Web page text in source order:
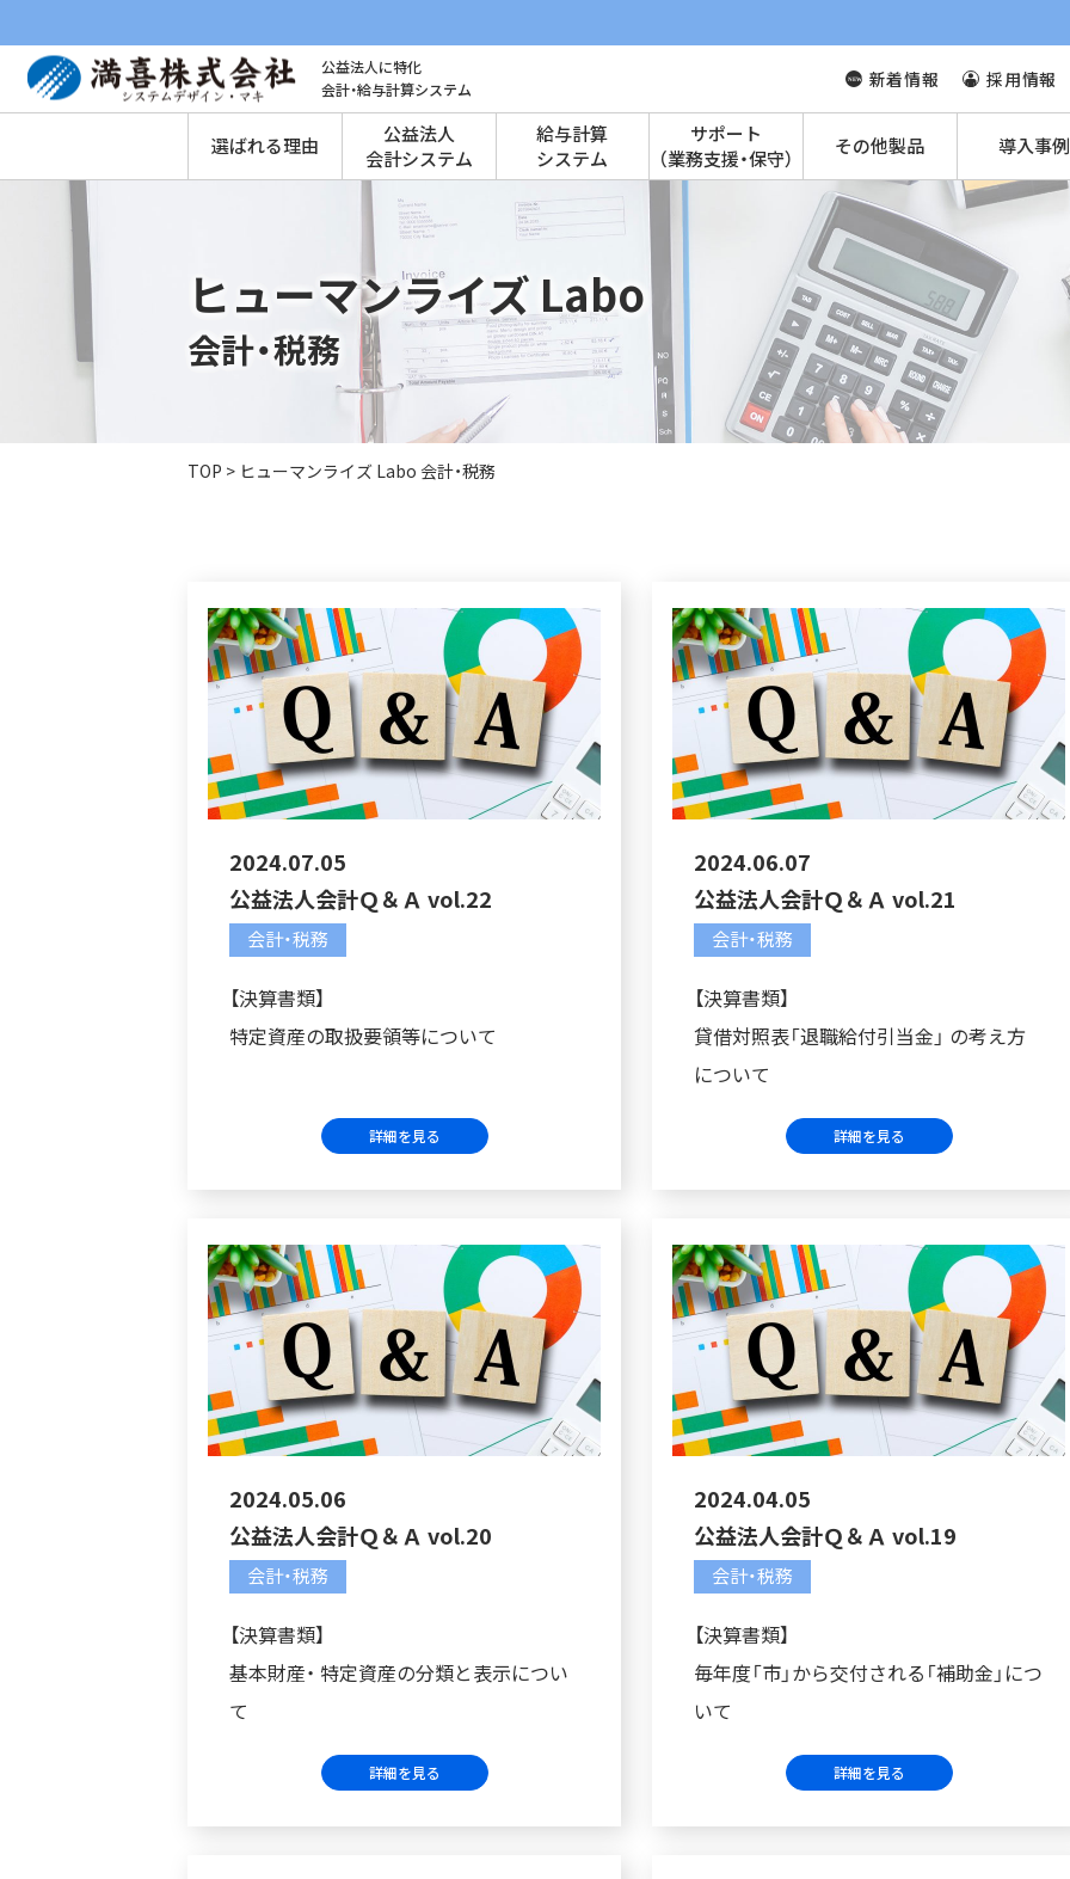
公益法人に特化
会計・給与計算システム
新着情報 採用情報
選ばれる理由
公益法人
会計システム
給与計算
システム
サポート
（業務支援・保守）
その他製品 導入事例
ヒューマンライズ Labo
会計・税務
TOP > ヒューマンライズ Labo 会計・税務
2024.07.05
公益法人会計Ｑ＆Ａ vol.22
会計・税務
【決算書類】
特定資産の取扱要領等について
詳細を見る
2024.06.07
公益法人会計Ｑ＆Ａ vol.21
会計・税務
【決算書類】
貸借対照表「退職給付引当金」 の考え方
について
詳細を見る
2024.05.06
公益法人会計Ｑ＆Ａ vol.20
会計・税務
【決算書類】
基本財産・ 特定資産の分類と表示につい
て
詳細を見る
2024.04.05
公益法人会計Ｑ＆Ａ vol.19
会計・税務
【決算書類】
毎年度「市」から交付される「補助金」につ
いて
詳細を見る